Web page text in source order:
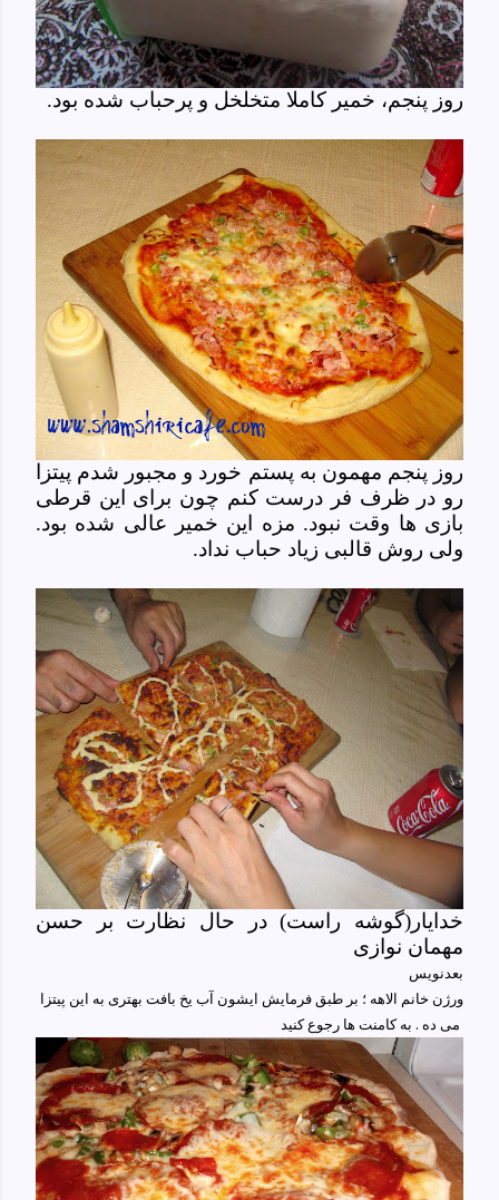
روز پنجم، خمیر کاملا متخلخل و پرحباب شده بود.
روز پنجم مهمون به پستم خورد و مجبور شدم پیتزا
رو در ظرف فر درست کنم چون برای این قرطی
بازی ها وقت نبود. مزه این خمیر عالی شده بود.
ولی روش قالبی زیاد حباب نداد.
خدایار(گوشه راست) در حال نظارت بر حسن
مهمان نوازی
بعدنویس
ورژن خانم الاهه ؛ بر طبق فرمایش ایشون آب یخ بافت بهتری به این پیتزا